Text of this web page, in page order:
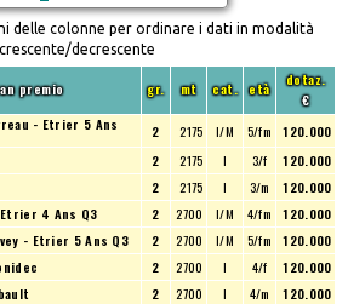
delle colonne per ordinare i dati in modalità
crescente/decrescente
premio gr. mt cat. età
dotaz.
€
- Etrier 5 Ans 2 2175 I/M 5/fm
120.000
2 2175 I 3/f
120.000
2 2175 I 3/m
120.000
4 Ans Q3 2 2700 I/M 4/fm
120.000
- Etrier 5 Ans Q3 2 2700 I/M 5/fm
120.000
2 2700 I 4/f
120.000
2 2700 I 4/m
120.000